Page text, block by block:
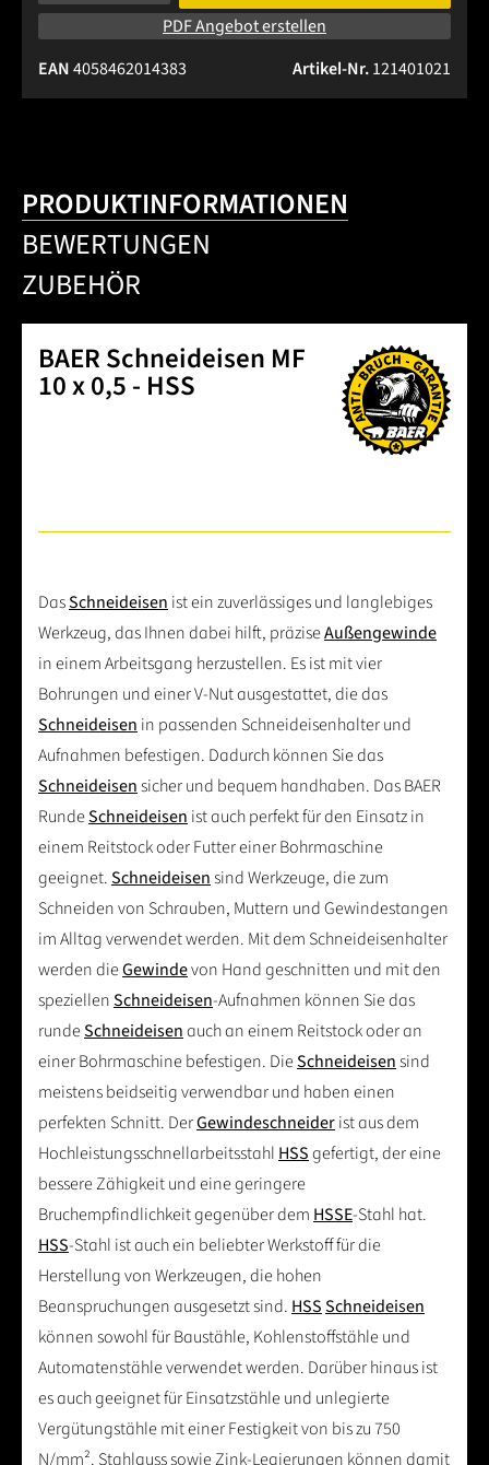
PDF Angebot erstellen
Artikel-Nr.121401021
EAN4058462014383
PRODUKTINFORMATIONEN
BEWERTUNGEN
ZUBEHÖR
BAER Schneideisen MF
10 x 0,5 - HSS
DasSchneideisen ist ein zuverlässiges und langlebiges
Werkzeug, das Ihnen dabei hilft, präziseAußengewinde
in einem Arbeitsgang herzustellen. Es ist mit vier
Bohrungen und einer V-Nut ausgestattet, die das
Schneideisen in passenden Schneideisenhalter und
Aufnahmen befestigen. Dadurch können Sie das
Schneideisensicher und bequem handhaben. Das BAER
RundeSchneideisen ist auch perfekt für den Einsatz in
einem Reitstock oder Futter einer Bohrmaschine
geeignet.Schneideisensind Werkzeuge, die zum
Schneiden von Schrauben, Muttern und Gewindestangen
im Alltag verwendet werden. Mit dem Schneideisenhalter
werden dieGewindevon Hand geschnitten und mit den
speziellenSchneideisen-Aufnahmen können Sie das
rundeSchneideisenauch an einem Reitstock oder an
einer Bohrmaschine befestigen. DieSchneideisensind
meistens beidseitig verwendbar und haben einen
perfekten Schnitt. DerGewindeschneiderist aus dem
Hochleistungsschnellarbeitsstahl HSSgefertigt, der eine
bessere Zähigkeit und eine geringere
Bruchempfindlichkeit gegenüber dem HSSE-Stahl hat.
HSS-Stahl ist auch ein beliebter Werkstoff für die
Herstellung von Werkzeugen, die hohen
Beanspruchungen ausgesetzt sind. HSSSchneideisen
können sowohl für Baustähle, Kohlenstoffstähle und
Automatenstähle verwendet werden. Darüber hinaus ist
es auch geeignet für Einsatzstähle und unlegierte
Vergütungstähle mit einer Festigkeit von bis zu 750
N/mm². Stahlguss sowie Zink-Legierungen können damit